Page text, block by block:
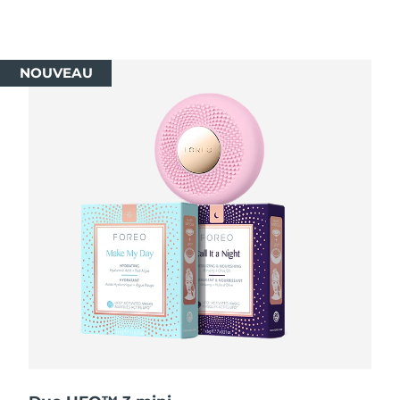
NOUVEAU
Macao
Livraison estimée
Livraison estimée
Livraison estimée
Monaco Livraison estimée
Pays-Bas Livraison estimée
Nouvelle-Zélande Livraison estimée
Oman